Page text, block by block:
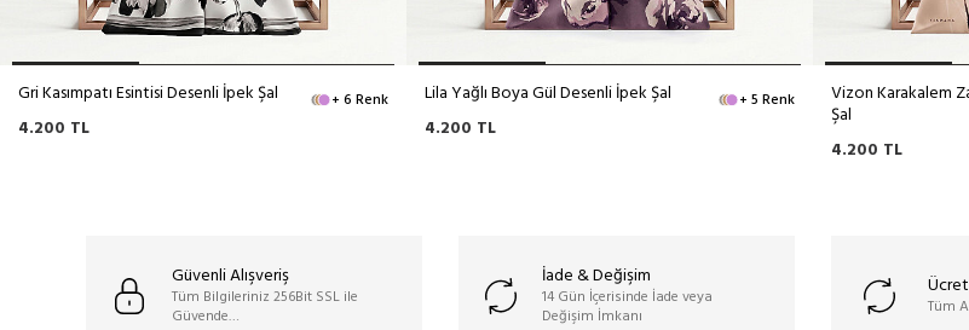
Gri Kasımpatı Esintisi Desenli İpek Şal + 6 Renk
4.200 TL
Lila Yağlı Boya Gül Desenli İpek Şal + 5 Renk
4.200 TL
Vizon Karakalem
Şal
4.200 TL
Güvenli Alışveriş
Tüm Bilgileriniz 256Bit SSL ile
Güvende…
İade & Değişim
14 Gün İçerisinde İade veya
Değişim İmkanı
Tüm